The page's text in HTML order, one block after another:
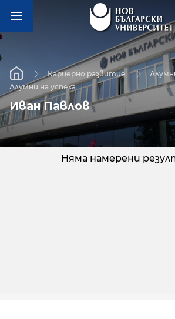
Кариерно развитие
Алумни на успеха
Иван Павлов
Няма намерени